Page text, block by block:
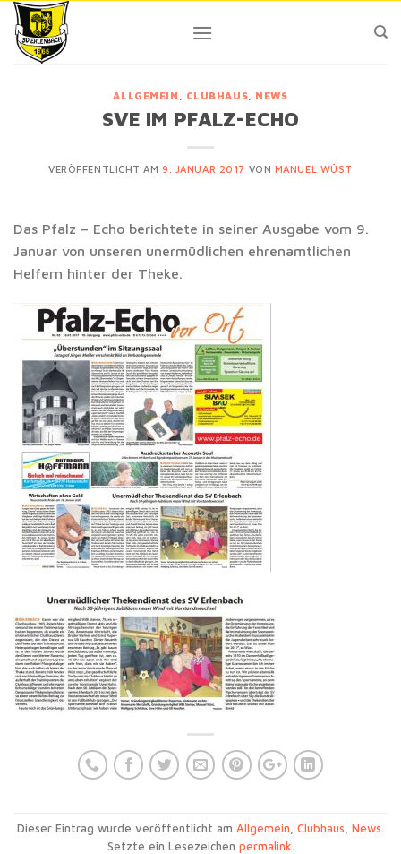
Skip
content
ALLGEMEIN CLUBHAUS NEWS
SVE IM PFALZ-ECHO
VERÖFFENTLICHT AM9. JANUAR 2017 VON MANUEL WÜST
Das Pfalz – Echo berichtete in seiner Ausgabe vom 9.
Januar von unseren unermüdlichen ehrenamtlichen
Helfern hinter der Theke.
Dieser Eintrag wurde veröffentlicht am Allgemein Clubhaus News.
Setzte ein Lesezeichen permalink.